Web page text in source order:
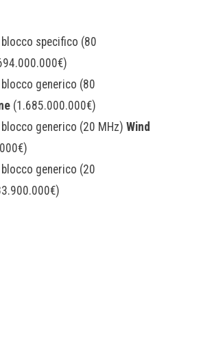
specifico (80
generico (80
(1.685.000.000€)
generico (20 MHz) Wind
generico (20